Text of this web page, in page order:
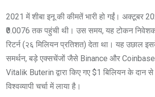
2021 में शीबा इनू की कीमतें भारी हो गईं। अक्टूबर
₹0.0076 तक पहुंची थी। उस समय, यह टोकन
रिटर्न (२६ मिलियन प्रतिशत) देता था। यह उछाल
समर्थन, बड़े एक्सचेंजों जैसे Binance और Coinbase
Vitalik Buterin द्वारा किए गए $1 बिलियन के दान
विश्वव्यापी चर्चा में लाया है।